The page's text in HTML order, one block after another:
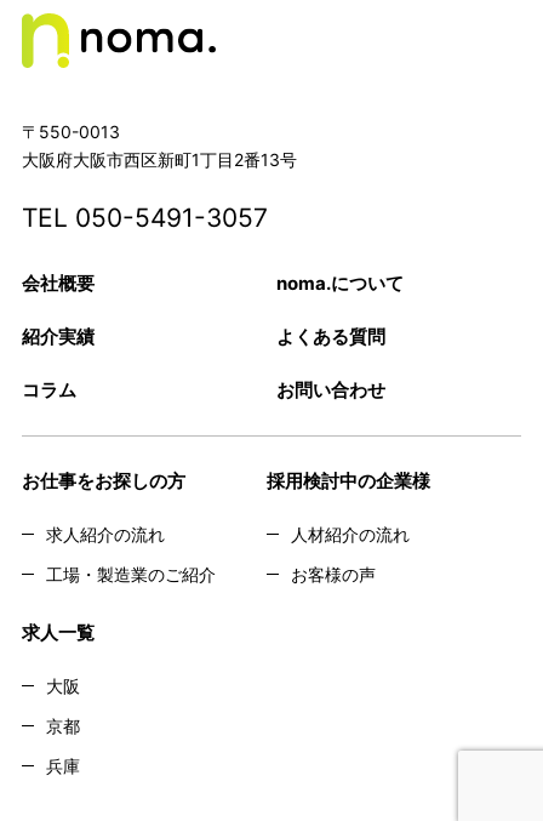
〒550-0013
大阪府大阪市西区新町1丁目2番13号
TEL 050-5491-3057
会社概要 noma.について
紹介実績 よくある質問
コラム お問い合わせ
お仕事をお探しの方
求人紹介の流れ
工場・製造業のご紹介
採用検討中の企業様
人材紹介の流れ
お客様の声
求人一覧
大阪
京都
兵庫